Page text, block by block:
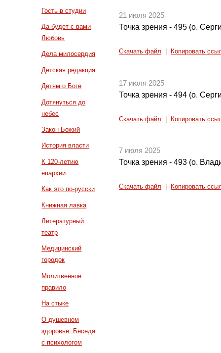
Гость в студии
Да будет с вами
Любовь
Дела милосердия
Детская редакция
Детям о Боге
Дотянуться до
небес
Закон Божий
История власти
К 120-летию
епархии
Как это по-русски
Книжная лавка
Литературный
театр
Медицинский
городок
Молитвенное
правило
На стыке
О душевном
здоровье. Беседа
с психологом
21 июля 2025
Точка зрения - 495 (о.
Скачать файл Копировать
17 июля 2025
Точка зрения - 494 (о.
Скачать файл Копировать
7 июля 2025
Точка зрения - 493 (о.
Скачать файл Копировать